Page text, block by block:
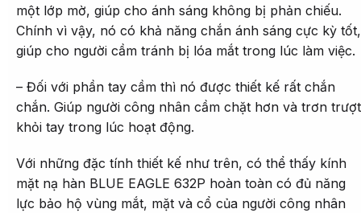
một lớp mờ, giúp cho ánh sáng không bị phản chiếu.
Chính vì vậy, nó có khả năng chắn ánh sáng cực kỳ tốt,
giúp cho người cầm tránh bị lóa mắt trong lúc làm việc.
– Đối với phần tay cầm thì nó được thiết kế rất chắn
chắn. Giúp người công nhân cầm chặt hơn và trơn trượt
khỏi tay trong lúc hoạt động.
Với những đặc tính thiết kế như trên, có thể thấy kính
mặt nạ hàn BLUE EAGLE 632P hoàn toàn có đủ năng
lực bảo hộ vùng mắt, mặt và cổ của người công nhân